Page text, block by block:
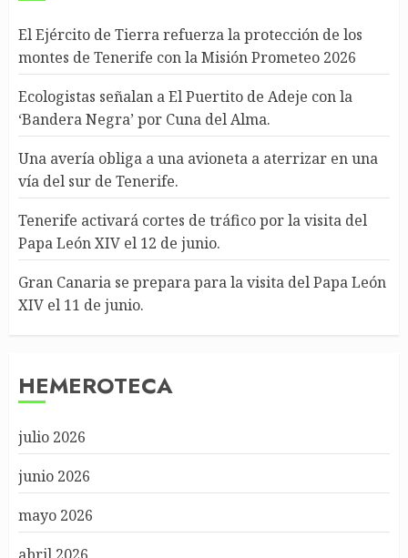
El Ejército de Tierra refuerza la protección de los
montes de Tenerife con la Misión Prometeo 2026
Ecologistas señalan a El Puertito de Adeje con la
‘Bandera Negra’ por Cuna del Alma.
Una avería obliga a una avioneta a aterrizar en una
vía del sur de Tenerife.
Tenerife activará cortes de tráfico por la visita del
Papa León XIV el 12 de junio.
Gran Canaria se prepara para la visita del Papa León
XIV el 11 de junio.
HEMEROTECA
julio 2026
junio 2026
mayo 2026